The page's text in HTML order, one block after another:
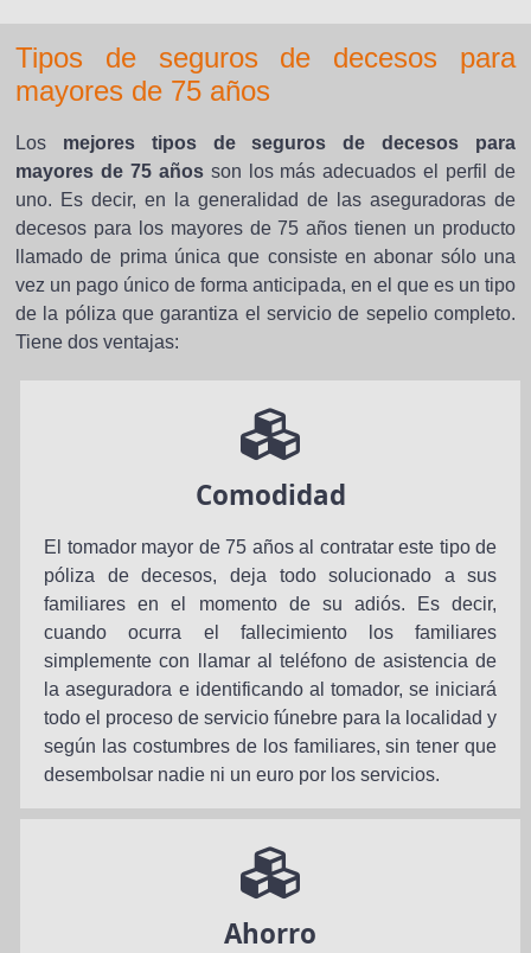
Tipos de seguros de decesos para
mayores de 75 años
Los mejores tipos de seguros de decesos para
mayores de 75 años son los más adecuados el perfil de
uno. Es decir, en la generalidad de las aseguradoras de
decesos para los mayores de 75 años tienen un producto
llamado de prima única que consiste en abonar sólo una
vez un pago único de forma anticipada, en el que es un tipo
de la póliza que garantiza el servicio de sepelio completo.
Tiene dos ventajas:
Comodidad
El tomador mayor de 75 años al contratar este tipo de
póliza de decesos, deja todo solucionado a sus
familiares en el momento de su adiós. Es decir,
cuando ocurra el fallecimiento los familiares
simplemente con llamar al teléfono de asistencia de
la aseguradora e identificando al tomador, se iniciará
todo el proceso de servicio fúnebre para la localidad y
según las costumbres de los familiares, sin tener que
desembolsar nadie ni un euro por los servicios.
Ahorro